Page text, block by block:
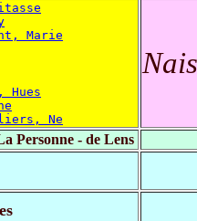
Marie
Hues
Ne
Personne - de Lens